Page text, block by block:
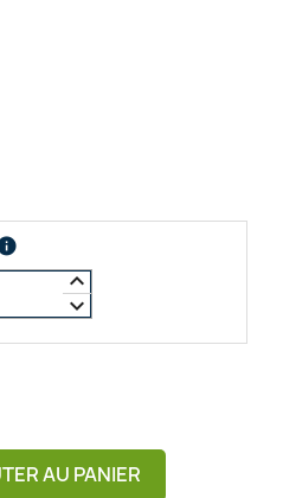
keyboard_arrow_up
keyboard_arrow_down
AU PANIER